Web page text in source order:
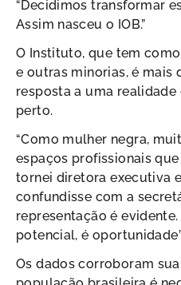
“Decidimos transformar
Assim nasceu o IOB.”
O Instituto, que tem
e outras minorias, é mais
resposta a uma realidade
perto.
“Como mulher negra,
espaços profissionais
tornei diretora executiva
confundisse com a
representação é
potencial, é
Os dados corroboram